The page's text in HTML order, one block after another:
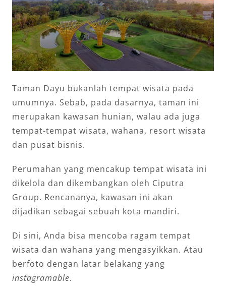
Taman Dayu bukanlah tempat wisata pada
umumnya. Sebab, pada dasarnya, taman ini
merupakan kawasan hunian, walau ada juga
tempat-tempat wisata, wahana, resort wisata
dan pusat bisnis.
Perumahan yang mencakup tempat wisata ini
dikelola dan dikembangkan oleh Ciputra
Group. Rencananya, kawasan ini akan
dijadikan sebagai sebuah kota mandiri.
Di sini, Anda bisa mencoba ragam tempat
wisata dan wahana yang mengasyikkan. Atau
berfoto dengan latar belakang yang
instagramable.